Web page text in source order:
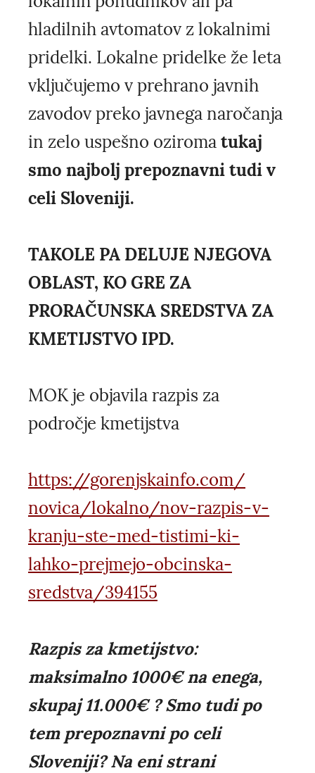
hladilnih avtomatov z lokalnimi
pridelki. Lokalne pridelke že leta
vključujemo v prehrano javnih
zavodov preko javnega naročanja
in zelo uspešno oziromatukaj
smo najbolj prepoznavni tudi v
celi Sloveniji.
TAKOLE PA DELUJE NJEGOVA
OBLAST, KO GRE ZA
PRORAČUNSKA SREDSTVA ZA
KMETIJSTVO IPD.
MOK je objavila razpis za
področje kmetijstva
https://gorenjskainfo.com/​
novica/lokalno/nov-razpis-v-​
kranju-ste-med-tistimi-ki-​
lahko-prejmejo-obcinska-​
sredstva/394155
Razpis za kmetijstvo:
maksimalno 1000€ na enega,
skupaj 11.000€ ? Smo tudi po
tem prepoznavni po celi
Sloveniji? Na eni strani